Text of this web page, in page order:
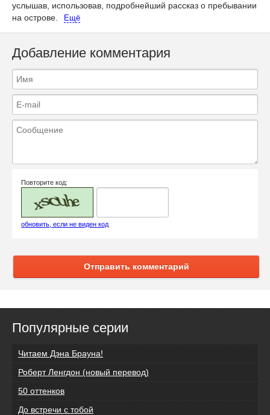
услышав, использовав, подробнейший рассказ о пребывании
на острове.
Ещё
Добавление комментария
Повторите код:
обновить, если не виден код
Отправить комментарий
Популярные серии
Читаем Дэна Брауна!
Роберт Ленгдон (новый перевод)
50 оттенков
До встречи с тобой